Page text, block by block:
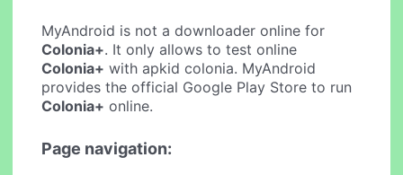
MyAndroid is not a downloader online for
Colonia+. It only allows to test online
Colonia+ with apkid colonia. MyAndroid
provides the official Google Play Store to run
Colonia+ online.
Page navigation: